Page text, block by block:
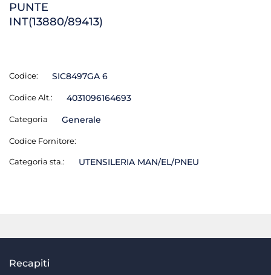
PUNTE
INT(13880/89413)
Codice: SIC8497GA 6
Codice Alt.: 4031096164693
Categoria Generale
Codice Fornitore:
Categoria sta.: UTENSILERIA MAN/EL/PNEU
Recapiti